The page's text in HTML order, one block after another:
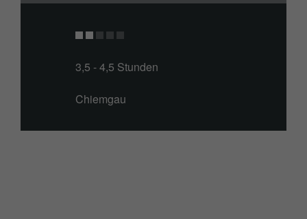
3,5 - 4,5 Stunden
Chiemgau